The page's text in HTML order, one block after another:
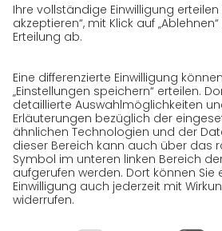
Datenschutzerklärung für
Datenschutzerklärung für
SendungsempfängerInnen
Datenschutzerklärung
Datenschutzerklärung
Datenschutzerklärung Social
Datenschutzerklärung GO! App
Impressum
AGB
Rechtshinweise